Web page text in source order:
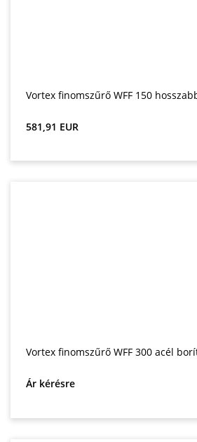
Vortex finomszűrő WFF 150
Normál ár:
581,91 EUR
Vortex finomszűrő WFF 300 acél
Ár kérésre